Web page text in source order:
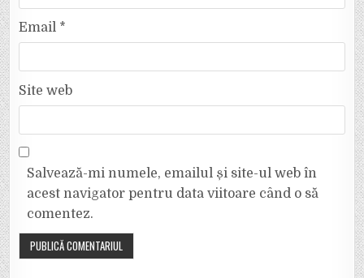
Email *
Site web
Salvează-mi numele, emailul și site-ul web în
acest navigator pentru data viitoare când o să
comentez.